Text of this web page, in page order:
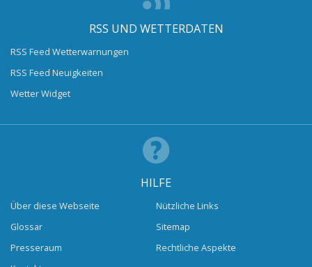
RSS UND WETTERDATEN
RSS Feed Wetterwarnungen
RSS Feed Neuigkeiten
Wetter Widget
HILFE
Über diese Webseite
Glossar
Presseraum
Nützliche Links
Sitemap
Rechtliche Aspekte